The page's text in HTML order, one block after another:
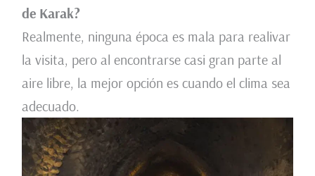
de Karak?
Realmente, ninguna época es mala para realivar
la visita, pero al encontrarse casi gran parte al
aire libre, la mejor opción es cuando el clima sea
adecuado.